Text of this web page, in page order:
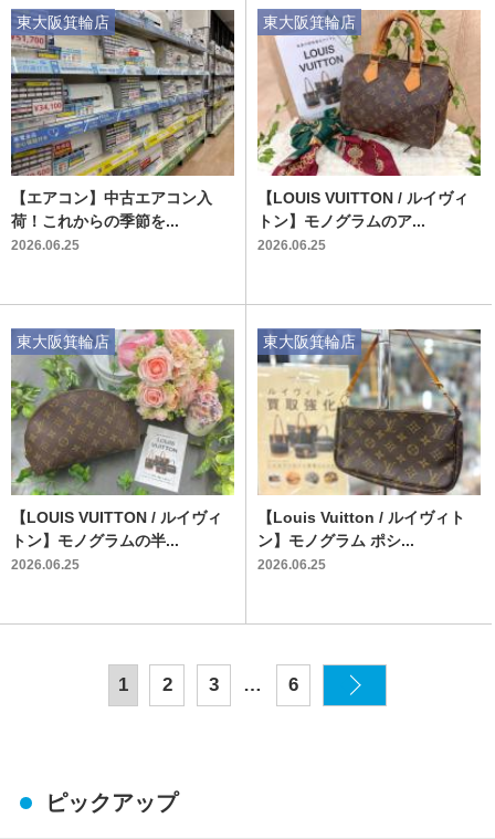
【エアコン】中古エアコン入
荷！これからの季節を...
2026.06.25
東大阪箕輪店
【LOUIS VUITTON / ルイヴィ
トン】モノグラムのア...
2026.06.25
東大阪箕輪店
【LOUIS VUITTON / ルイヴィ
トン】モノグラムの半...
2026.06.25
東大阪箕輪店
【Louis Vuitton / ルイヴィト
ン】モノグラム ポシ...
2026.06.25
東大阪箕輪店
1 2 3 … 6
ピックアップ